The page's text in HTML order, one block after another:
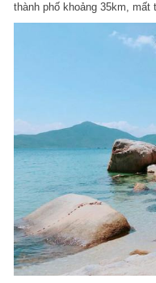
thành phố khoảng 35km,